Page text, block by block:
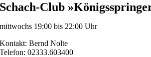
Schach-Club
mittwochs 19:00 bis 22:00 Uhr
Kontakt: Bernd Nolte
Telefon: 02333.603400